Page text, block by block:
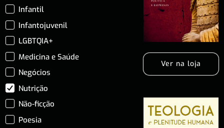
Infantil
Infantojuvenil
LGBTQIA+
Medicina e Saúde
Negócios
Nutrição
Não-ficção
Poesia
Ver na loja